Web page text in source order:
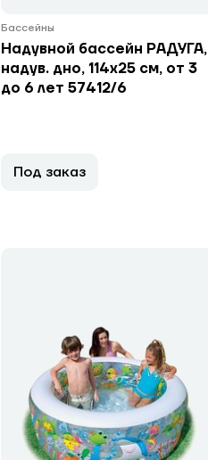
Бассейны
Надувной бассейн РАДУГА,
надув. дно, 114х25 см, от 3
до 6 лет 57412/6
Под заказ